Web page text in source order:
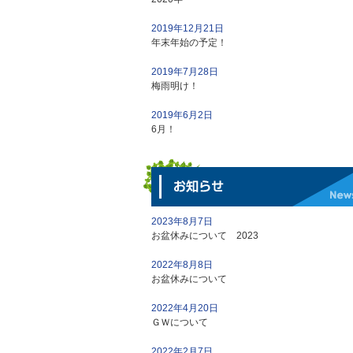
2019年12月21日
年末年始の予定！
2019年7月28日
梅雨明け！
2019年6月2日
6月！
2023年8月7日
お盆休みについて 2023
2022年8月8日
お盆休みについて
2022年4月20日
ＧＷについて